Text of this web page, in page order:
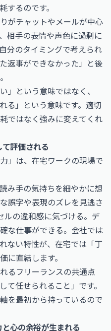
するのです。
がチャットやメールが中心
相手の表情や声色に過剰に
分のタイミングで考えられ
返事ができなかった」と後
」という意味ではなく、
る」という意味です。適切
ではなく強みに変えてくれ
評価される
」は、在宅ワークの現場で
み手の気持ちを細やかに想
誤字や表現のズレを見逃さ
ルの違和感に気づける。デ
な仕事ができる。会社では
ない特性が、在宅では「丁
に直結します。
るフリーランスの共通点
て任せられること」です。
を最初から持っているので
心の余裕が生まれる